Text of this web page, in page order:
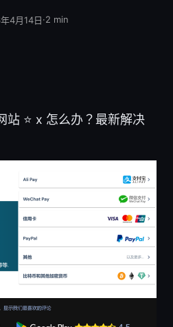
4月14日·2 min
站 ⭐ x 怎么办？最新解决